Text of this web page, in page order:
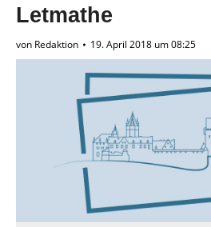
Letmathe
von Redaktion 19. April 2018 um 08:25